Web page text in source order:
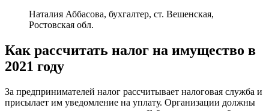
Наталия Аббасова, бухгалтер, ст. Вешенская,
Ростовская обл.
Как рассчитать налог на имущество в
2021 году
За предпринимателей налог рассчитывает налоговая служба и
присылает им уведомление на уплату. Организации должны